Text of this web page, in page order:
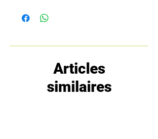
Articles
similaires